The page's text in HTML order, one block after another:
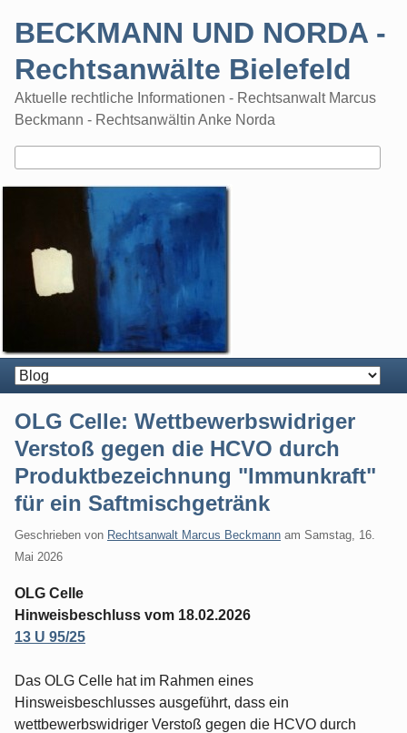
BECKMANN UND NORDA -
Rechtsanwälte Bielefeld
Aktuelle rechtliche Informationen - Rechtsanwalt Marcus
Beckmann - Rechtsanwältin Anke Norda
OLG Celle: Wettbewerbswidriger
Verstoß gegen die HCVO durch
Produktbezeichnung "Immunkraft"
für ein Saftmischgetränk
Geschrieben von Rechtsanwalt Marcus Beckmann am Samstag, 16.
Mai 2026
OLG Celle
Hinweisbeschluss vom 18.02.2026
13 U 95/25
Das OLG Celle hat im Rahmen eines
Hinsweisbeschlusses ausgeführt, dass ein
wettbewerbswidriger Verstoß gegen die HCVO durch